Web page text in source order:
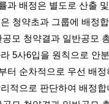
과 배정은 별도로 산출
청약초과 그룹에 배정
공모 청약결과 일반공모
5사6입을 원칙으로 안
터 순차적으로 우선 배정
적으로 판단하여 배정합